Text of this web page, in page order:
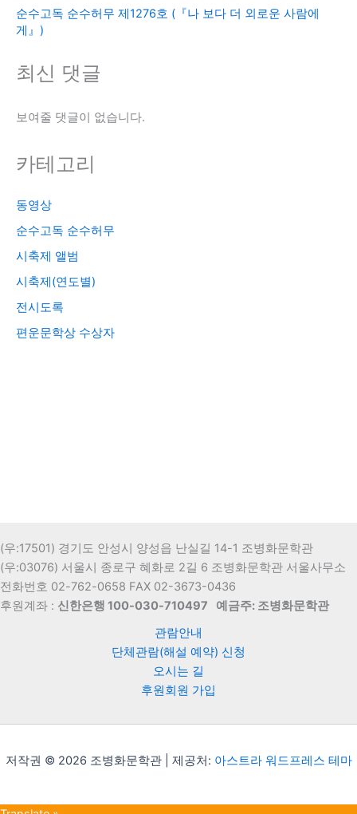
순수고독 순수허무 제1276호 (『나 보다 더 외로운 사람에
게』)
최신 댓글
보여줄 댓글이 없습니다.
카테고리
동영상
순수고독 순수허무
시축제 앨범
시축제(연도별)
전시도록
편운문학상 수상자
(우:17501) 경기도 안성시 양성읍 난실길 14-1 조병화문학관
(우:03076) 서울시 종로구 혜화로 2길 6 조병화문학관 서울사무소
전화번호 02-762-0658 FAX 02-3673-0436
후원계좌 : 신한은행 100-030-710497
예금주: 조병화문학관
관람안내
단체관람(해설 예약) 신청
오시는 길
후원회원 가입
저작권 © 2026 조병화문학관 | 제공처: 아스트라 워드프레스 테마